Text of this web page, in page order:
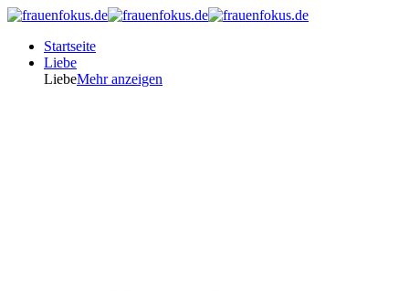
Startseite
Liebe
LiebeMehr anzeigen